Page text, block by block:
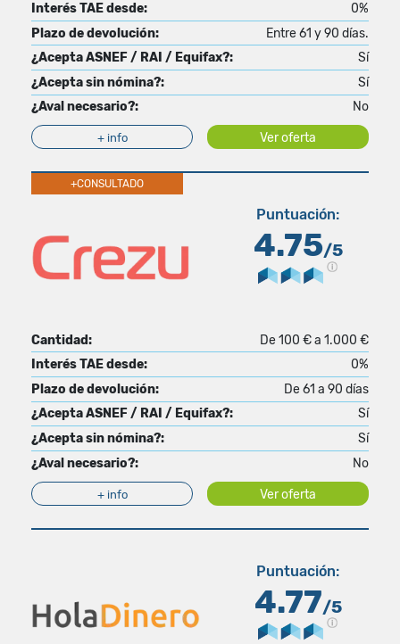
Interés TAE desde:
0%
Plazo de devolución:
Entre 61 y 90 días.
¿Acepta ASNEF / RAI / Equifax?:
Sí
¿Acepta sin nómina?:
Sí
¿Aval necesario?:
No
+ info Ver oferta
+CONSULTADO
Puntuación:
4.75/5
Cantidad:
De 100 € a 1.000 €
Interés TAE desde:
0%
Plazo de devolución:
De 61 a 90 días
¿Acepta ASNEF / RAI / Equifax?:
Sí
¿Acepta sin nómina?:
Sí
¿Aval necesario?:
No
+ info Ver oferta
Puntuación:
4.77/5